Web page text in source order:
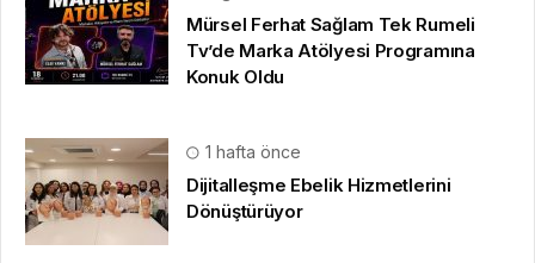
Mürsel Ferhat Sağlam Tek Rumeli
Tv’de Marka Atölyesi Programına
Konuk Oldu
1 hafta önce
Dijitalleşme Ebelik Hizmetlerini
Dönüştürüyor